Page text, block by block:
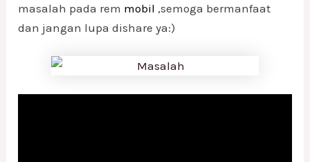
masalah pada rem mobil ,semoga bermanfaat
dan jangan lupa dishare ya:)